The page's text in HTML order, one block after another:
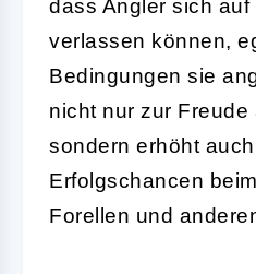
dass Angler sich auf
verlassen können,
Bedingungen sie
nicht nur zur Freude
sondern erhöht
Erfolgschancen
Forellen und